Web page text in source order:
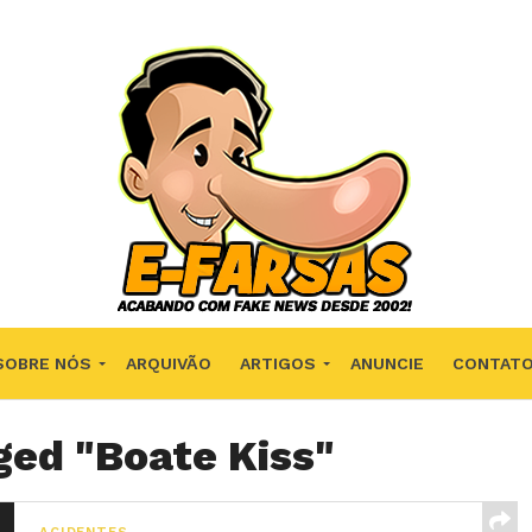
NÓS ARQUIVÃO ARTIGOS ANUNCIE CONTATO
"Boate Kiss"